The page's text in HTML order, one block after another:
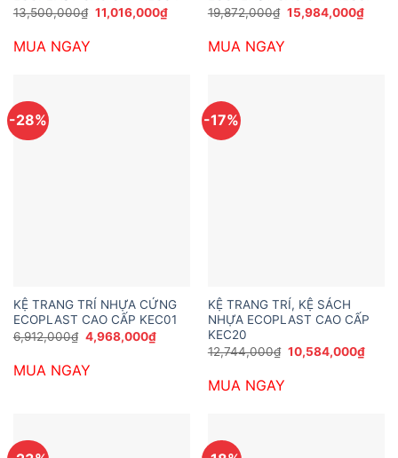
13,500,000₫ Giá
gốc
11,016,000₫Giá
hiện
MUA NGAY
19,872,000₫ Giá
gốc
15,984,000₫Giá
hiện
MUA NGAY
-28%
KỆ TRANG TRÍ NHỰA CỨNG
ECOPLAST CAO CẤP KEC01
6,912,000₫ Giá
gốc
6,912,000₫.
4,968,000₫Giá
hiện
4,968,000₫.
MUA NGAY
-17%
KỆ TRANG TRÍ, KỆ SÁCH
NHỰA ECOPLAST CAO CẤP
KEC20
12,744,000₫ Giá
gốc
10,584,000₫Giá
hiện
MUA NGAY